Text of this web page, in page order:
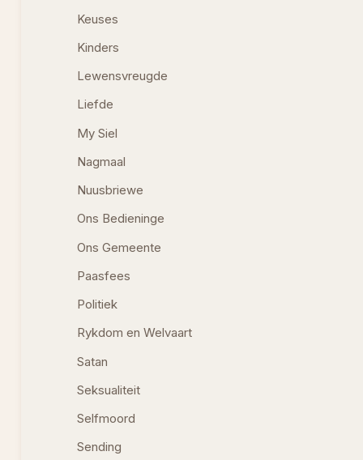
Keuses
Kinders
Lewensvreugde
Liefde
My Siel
Nagmaal
Nuusbriewe
Ons Bedieninge
Ons Gemeente
Paasfees
Politiek
Rykdom en Welvaart
Satan
Seksualiteit
Selfmoord
Sending